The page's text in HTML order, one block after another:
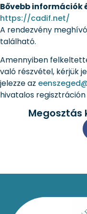
Bővebb információk
https://cadif.net/
A rendezvény
található.
Amennyiben
való részvétel, kérjük
jelezze az
hivatalos regisztráción
Megosztás